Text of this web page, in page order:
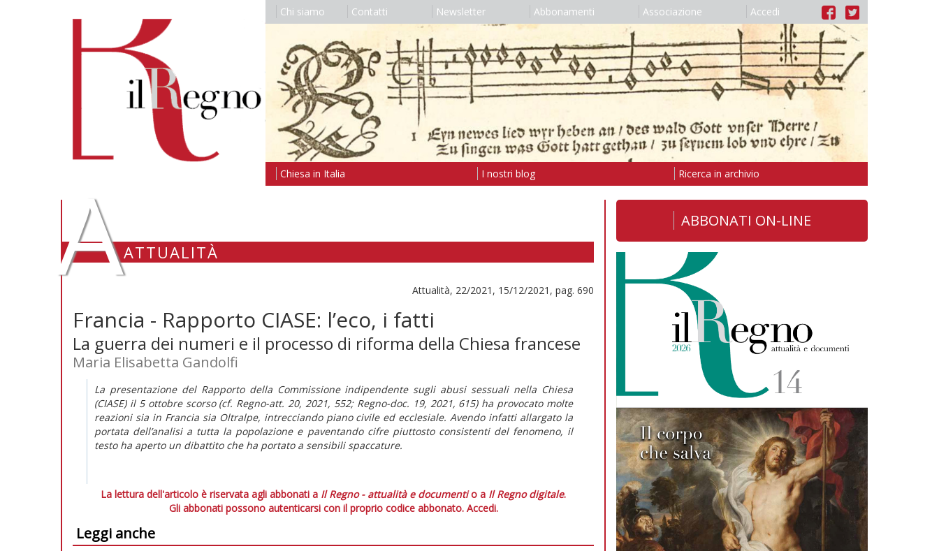
Chi siamo Contatti Newsletter Abbonamenti Associazione Accedi
Chiesa in Italia I nostri blog Ricerca in archivio
AATTUALITÀ
Attualità, 22/2021, 15/12/2021, pag. 690
Francia - Rapporto CIASE: l’eco, i fatti
La guerra dei numeri e il processo di riforma della Chiesa francese
Maria Elisabetta Gandolfi
La presentazione del Rapporto della Commissione indipendente sugli abusi sessuali nella Chiesa
(CIASE) il 5 ottobre scorso (cf. Regno-att. 20, 2021, 552; Regno-doc. 19, 2021, 615) ha provocato molte
reazioni sia in Francia sia Oltralpe, intrecciando piano civile ed ecclesiale. Avendo infatti allargato la
portata dell’analisi a tutta la popolazione e paventando cifre piuttosto consistenti del fenomeno, il
testo ha aperto un dibattito che ha portato a sensibili spaccature.
La lettura dell'articolo è riservata agli abbonati a Il Regno - attualità e documentio a Il Regno digitale.
Gli abbonati possono autenticarsi con il proprio codice abbonato. Accedi.
Leggi anche
ABBONATI ON-LINE